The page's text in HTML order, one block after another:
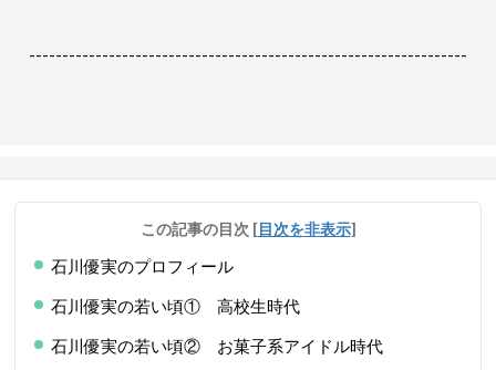
------------------------------------------------------------------
この記事の目次 [目次を非表示]
石川優実のプロフィール
石川優実の若い頃① 高校生時代
石川優実の若い頃② お菓子系アイドル時代